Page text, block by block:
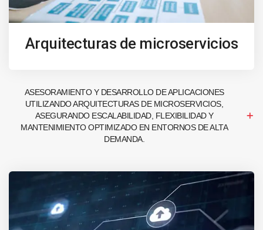
Arquitecturas de microservicios
ASESORAMIENTO Y DESARROLLO DE APLICACIONES
UTILIZANDO ARQUITECTURAS DE MICROSERVICIOS,
ASEGURANDO ESCALABILIDAD, FLEXIBILIDAD Y
MANTENIMIENTO OPTIMIZADO EN ENTORNOS DE ALTA
DEMANDA.